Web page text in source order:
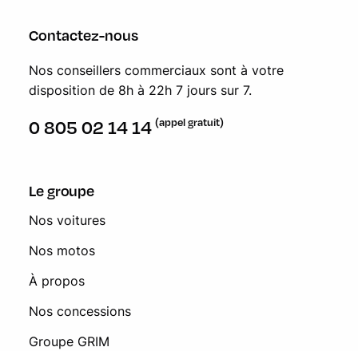
Contactez-nous
Nos conseillers commerciaux sont à votre
disposition de 8h à 22h 7 jours sur 7.
0 805 02 14 14 (appel gratuit)
Le groupe
Nos voitures
Nos motos
À propos
Nos concessions
Groupe GRIM